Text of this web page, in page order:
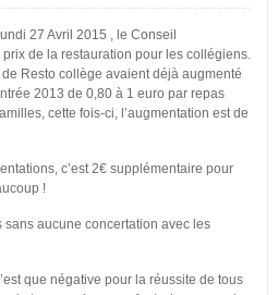
27 Avril 2015 , le Conseil
de la restauration pour les collégiens.
Resto collège avaient déjà augmenté
2013 de 0,80 à 1 euro par repas
cette fois-ci, l’augmentation est de
c’est 2€ supplémentaire pour
!
aucune concertation avec les
que négative pour la réussite de tous